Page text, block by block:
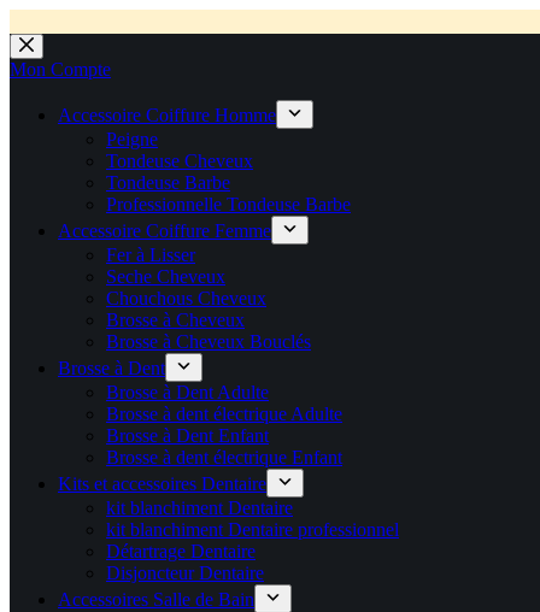
Passer
au
Mon Compte
Accessoire Coiffure Homme
Peigne
Tondeuse Cheveux
Tondeuse Barbe
Professionnelle Tondeuse Barbe
Accessoire Coiffure Femme
Fer à Lisser
Seche Cheveux
Chouchous Cheveux
Brosse à Cheveux
Brosse à Cheveux Bouclés
Brosse à Dent
Brosse à Dent Adulte
Brosse à dent électrique Adulte
Brosse à Dent Enfant
Brosse à dent électrique Enfant
Kits et accessoires Dentaire
kit blanchiment Dentaire
kit blanchiment Dentaire professionnel
Détartrage Dentaire
Disjoncteur Dentaire
Accessoires Salle de Bain